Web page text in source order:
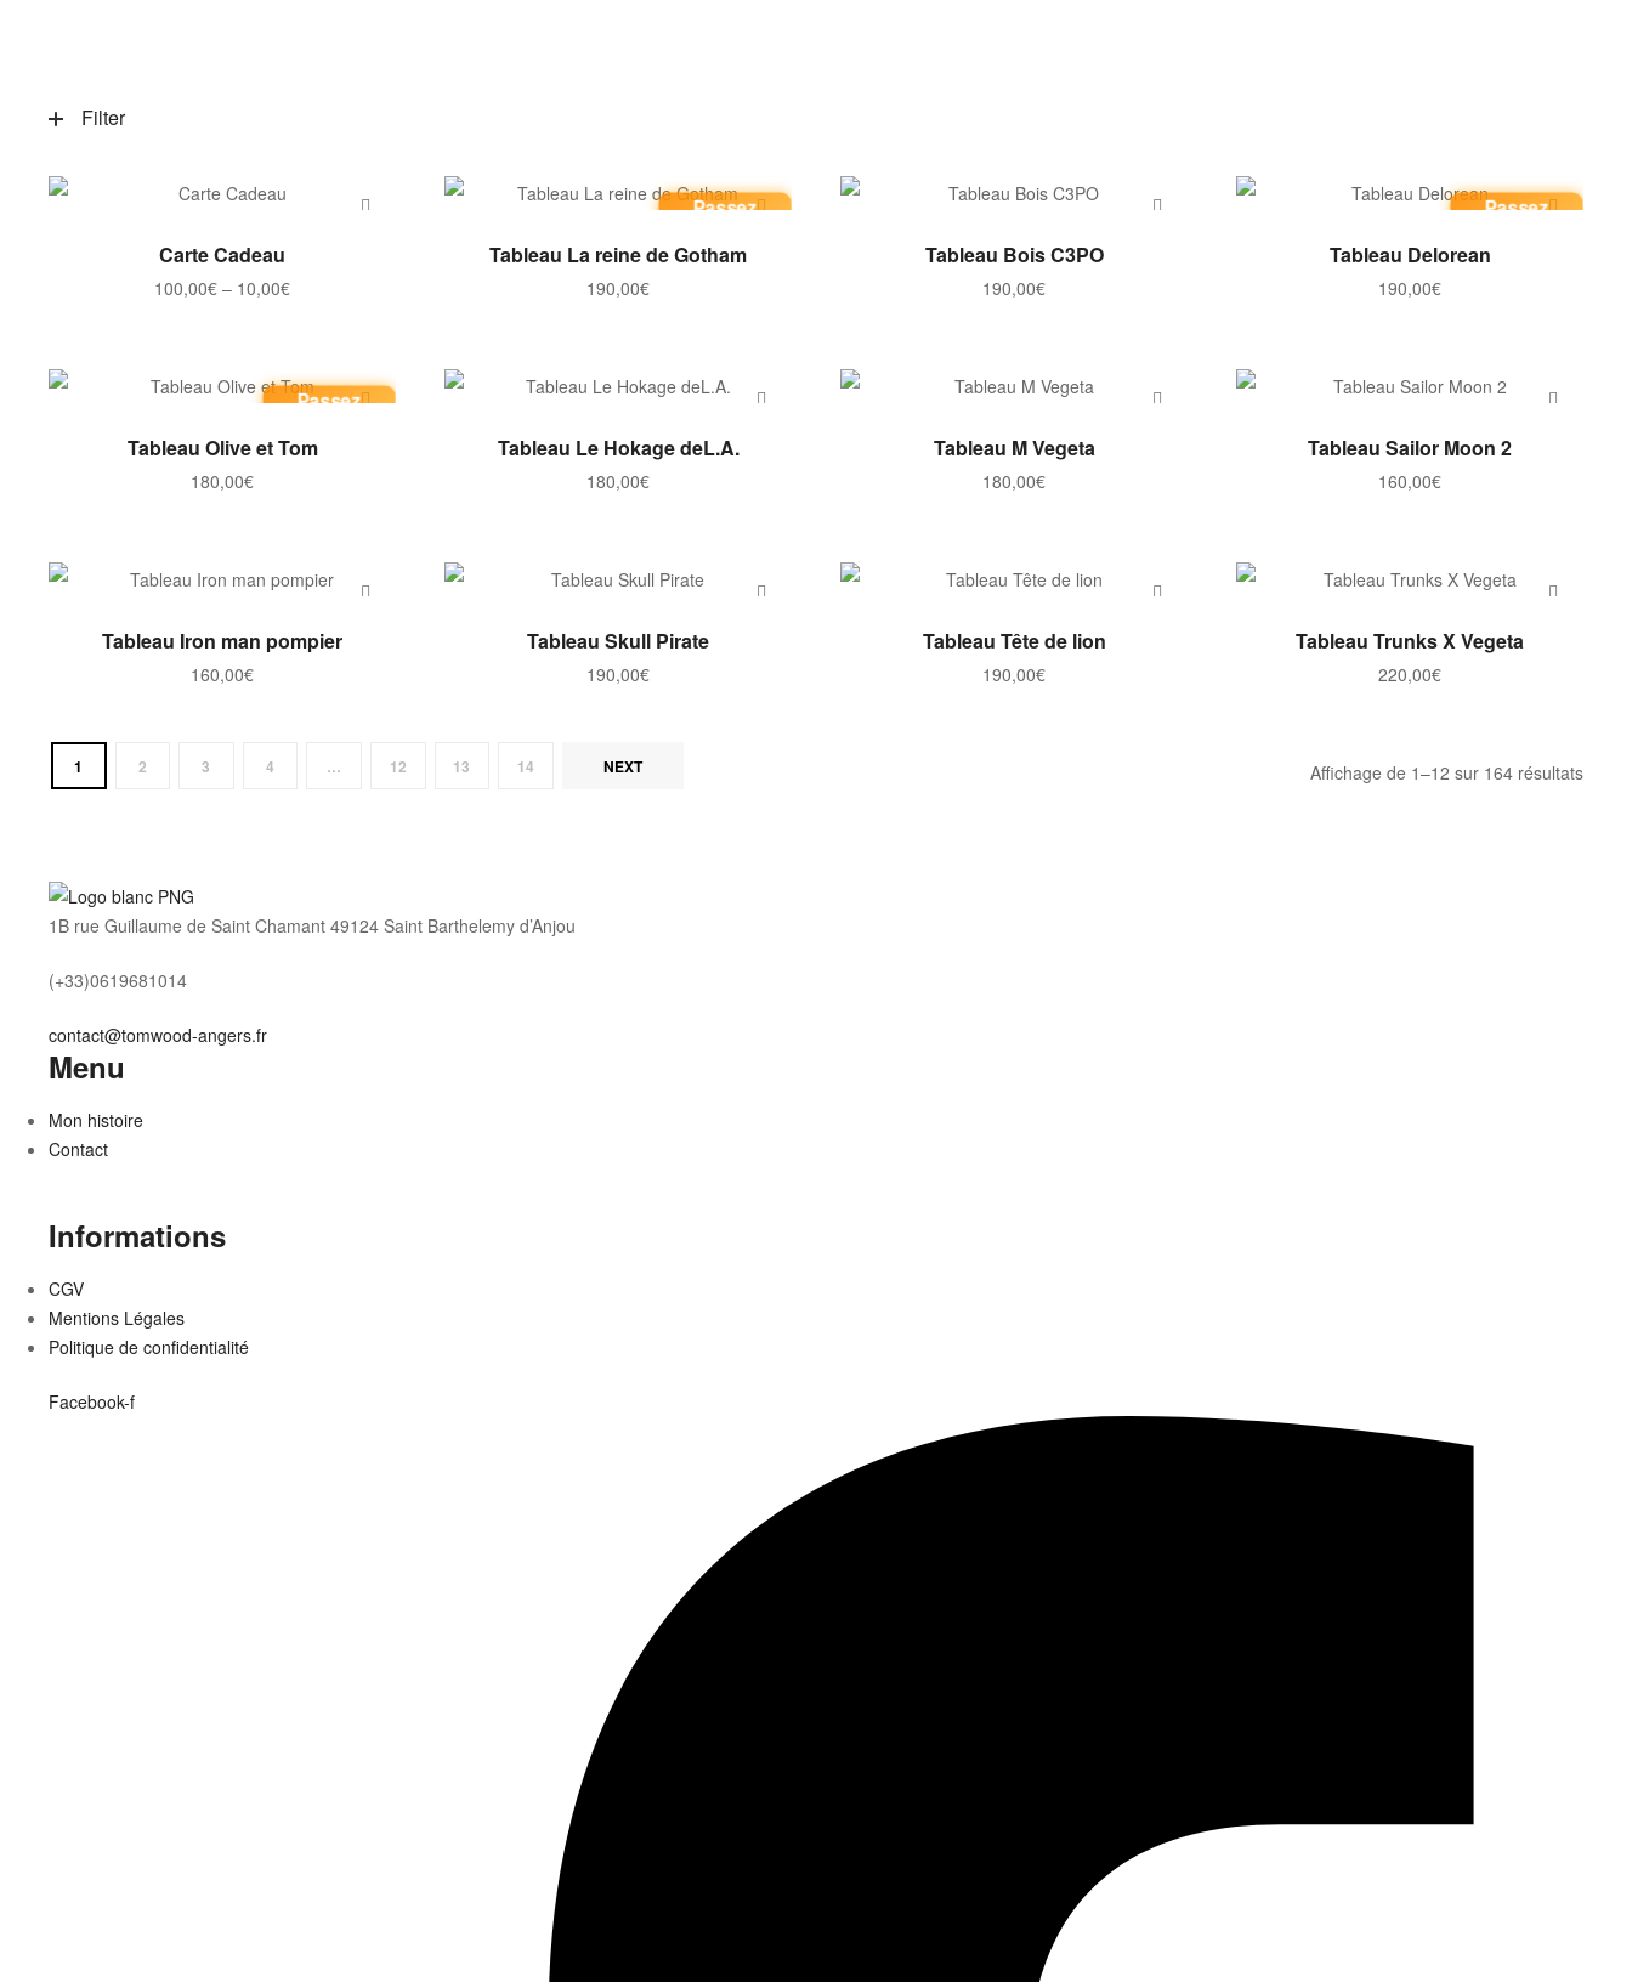
Filter
SÉLECTIONNEZ LE MONTANT
produit
a
Les
peuvent
être
page
du
Carte Cadeau
10,00€
–
100,00€ Plage
10,00€
Passez
AJOUTER AU PANIER
Tableau La reine de Gotham
190,00€
AJOUTER AU PANIER
Tableau Bois C3PO
190,00€
Passez
AJOUTER AU PANIER
Tableau Delorean
190,00€
Passez
AJOUTER AU PANIER
Tableau Olive et Tom
180,00€
AJOUTER AU PANIER
Tableau Le Hokage deL.A.
180,00€
AJOUTER AU PANIER
Tableau M Vegeta
180,00€
AJOUTER AU PANIER
Tableau Sailor Moon 2
160,00€
AJOUTER AU PANIER
Tableau Iron man pompier
160,00€
AJOUTER AU PANIER
Tableau Skull Pirate
190,00€
AJOUTER AU PANIER
Tableau Tête de lion
190,00€
AJOUTER AU PANIER
Tableau Trunks X Vegeta
220,00€
Affichage de 1–12 sur 164 résultatsTrié
1 2 3 4 … 12 13 14 NEXT
1B rue Guillaume de Saint Chamant 49124 Saint Barthelemy d’Anjou
(+33)0619681014
contact@tomwood-angers.fr
Menu
Mon histoire
Contact
Informations
CGV
Mentions Légales
Politique de confidentialité
Facebook-f